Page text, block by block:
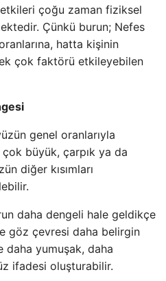
çoğu zaman fiziksel
Çünkü burun; Nefes
hatta kişinin
çok faktörü etkileyebilen
genel oranlarıyla
büyük, çarpık ya da
diğer kısımları
daha dengeli hale geldikçe
göz çevresi daha belirgin
daha yumuşak, daha
ifadesi oluşturabilir.